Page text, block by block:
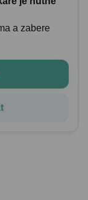
a zabere